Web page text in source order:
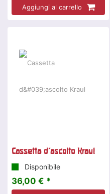
Aggiungi al carrello
Cassetta d'ascolto Kraul
Disponibile
36,00 € *